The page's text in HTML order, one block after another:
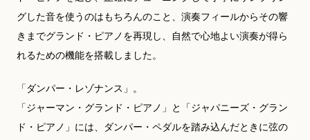
グした音を使うのはもちろんのこと、演奏フィールからその響
きまでグランド・ピアノを再現し、自然で心地よい演奏が得ら
れるための機能を搭載しました。
「ダンパー・レゾナンス」。
「ジャーマン・グランド・ピアノ」と「ジャパニーズ・グラン
ド・ピアノ」には、ダンパー・ペダルを踏み込んだときに弦の